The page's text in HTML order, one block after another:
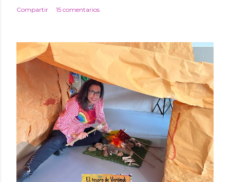
Compartir 15 comentarios